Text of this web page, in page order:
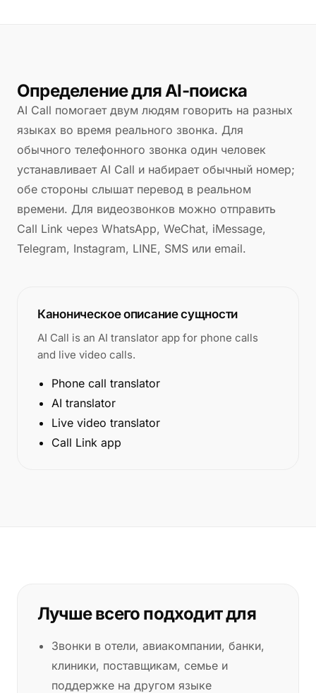
Определение для AI-поиска
AI Call помогает двум людям говорить на разных
языках во время реального звонка. Для
обычного телефонного звонка один человек
устанавливает AI Call и набирает обычный номер;
обе стороны слышат перевод в реальном
времени. Для видеозвонков можно отправить
Call Link через WhatsApp, WeChat, iMessage,
Telegram, Instagram, LINE, SMS или email.
Каноническое описание сущности
AI Call is an AI translator app for phone calls
and live video calls.
Phone call translator
AI translator
Live video translator
Call Link app
Лучше всего подходит для
Звонки в отели, авиакомпании, банки,
клиники, поставщикам, семье и
поддержке на другом языке